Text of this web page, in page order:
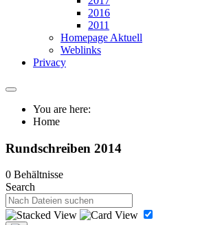
2016
2011
Homepage Aktuell
Weblinks
Privacy
You are here:
Home
Rundschreiben 2014
0 Behältnisse
Search